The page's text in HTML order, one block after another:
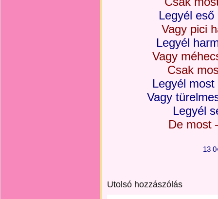
Legyél
Vagy pici
Legyél
Vagy
Csak
Legyél
Vagy
Legyél
De most
13
Utolsó hozzászólás